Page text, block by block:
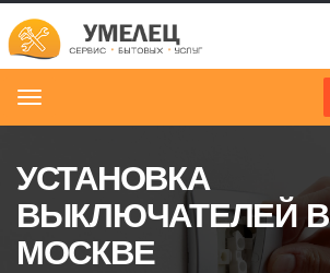
Menu
УСТАНОВКА
ВЫКЛЮЧАТЕЛЕЙ В
МОСКВЕ